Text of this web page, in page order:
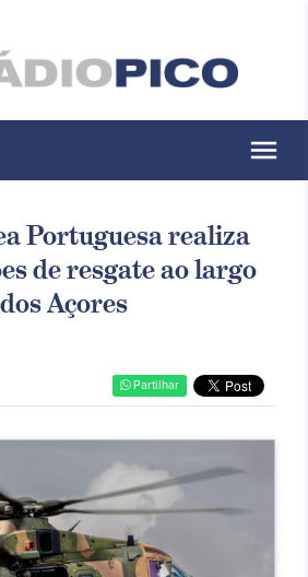
menu
Portuguesa realiza
de resgate ao largo
dos Açores
Partilhar